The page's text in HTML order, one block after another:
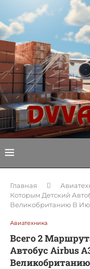
Главная
Которым Детский
Великобританию В
Авиатехника
Всего 2
Автобус Airbus